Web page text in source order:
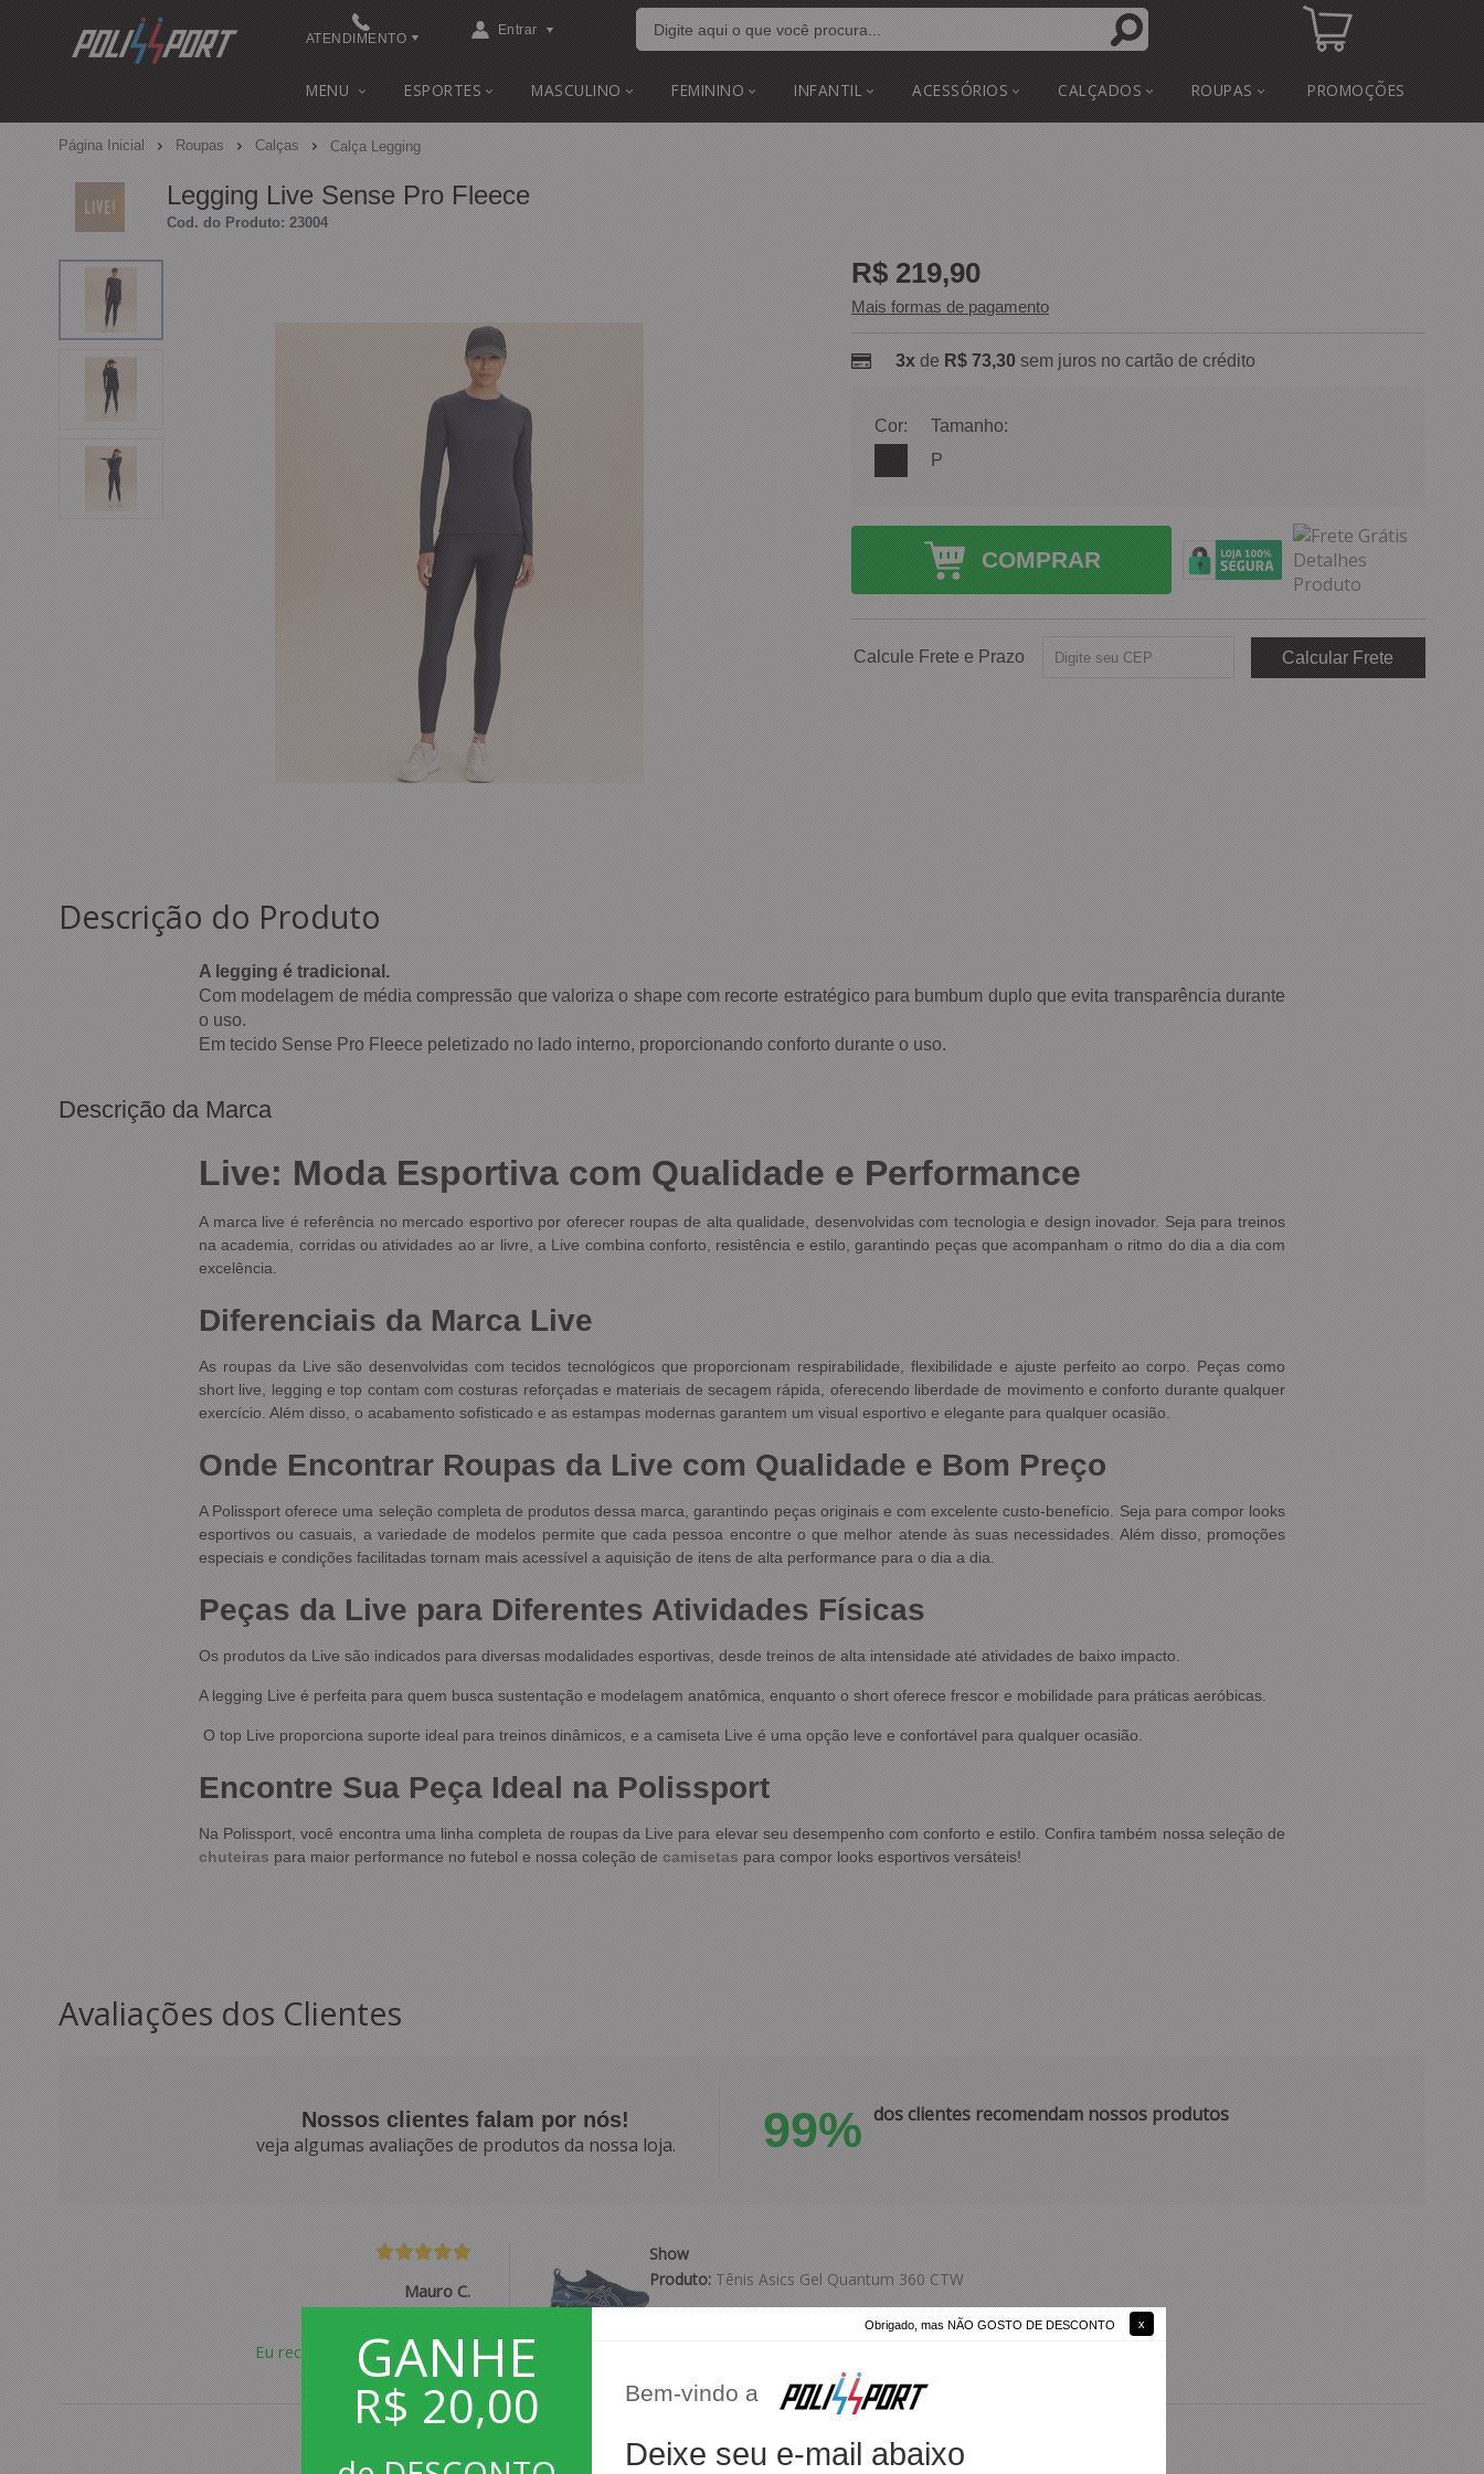
Obrigado, mas NÃO GOSTO DE DESCONTO
GANHE
R$ 20,00 Bem-vindo a
Deixe seu e-mail abaixo
ATENDIMENTO
(48) 3622-0041
(48) 3622-0041
contato@polissport.com.br
Entrar
MENU ESPORTES MASCULINO FEMININO INFANTIL ACESSÓRIOS CALÇADOS ROUPAS PROMOÇÕES
Página Inicial Roupas Calças Calça Legging
Legging Live Sense Pro Fleece
Cod. do Produto: 23004
R$ 219,90
Mais formas de pagamento
3xdeR$ 73,30 sem juros no cartão de crédito
Cor:
Tamanho:
P
COMPRAR
Calcule Frete e Prazo
Descrição do Produto
A legging é tradicional.
Com modelagem de média compressão que valoriza o shape com recorte estratégico para bumbum duplo que evita transparência durante
o uso.
Em tecido Sense Pro Fleece peletizado no lado interno, proporcionando conforto durante o uso.
Descrição da Marca
Live: Moda Esportiva com Qualidade e Performance
A marca live é referência no mercado esportivo por oferecer roupas de alta qualidade, desenvolvidas com tecnologia e design inovador. Seja para treinos
na academia, corridas ou atividades ao ar livre, a Live combina conforto, resistência e estilo, garantindo peças que acompanham o ritmo do dia a dia com
excelência.
Diferenciais da Marca Live
As roupas da Live são desenvolvidas com tecidos tecnológicos que proporcionam respirabilidade, flexibilidade e ajuste perfeito ao corpo. Peças como
short live, legging e top contam com costuras reforçadas e materiais de secagem rápida, oferecendo liberdade de movimento e conforto durante qualquer
exercício. Além disso, o acabamento sofisticado e as estampas modernas garantem um visual esportivo e elegante para qualquer ocasião.
Onde Encontrar Roupas da Live com Qualidade e Bom Preço
A Polissport oferece uma seleção completa de produtos dessa marca, garantindo peças originais e com excelente custo-benefício. Seja para compor looks
esportivos ou casuais, a variedade de modelos permite que cada pessoa encontre o que melhor atende às suas necessidades. Além disso, promoções
especiais e condições facilitadas tornam mais acessível a aquisição de itens de alta performance para o dia a dia.
Peças da Live para Diferentes Atividades Físicas
Os produtos da Live são indicados para diversas modalidades esportivas, desde treinos de alta intensidade até atividades de baixo impacto.
A legging Live é perfeita para quem busca sustentação e modelagem anatômica, enquanto o short oferece frescor e mobilidade para práticas aeróbicas.
O top Live proporciona suporte ideal para treinos dinâmicos, e a camiseta Live é uma opção leve e confortável para qualquer ocasião.
Encontre Sua Peça Ideal na Polissport
Na Polissport, você encontra uma linha completa de roupas da Live para elevar seu desempenho com conforto e estilo. Confira também nossa seleção de
chuteiraspara maior performance no futebol e nossa coleção de camisetaspara compor looks esportivos versáteis!
Avaliações dos Clientes
Nossos clientes falam por nós!
veja algumas avaliações de produtos da nossa loja.
99% dos clientes recomendam nossos produtos
Mauro C.
20/07/2026
Eu recomendo esse produto.
Show
Produto:Tênis Asics Gel Quantum 360 CTW
Linda!!!